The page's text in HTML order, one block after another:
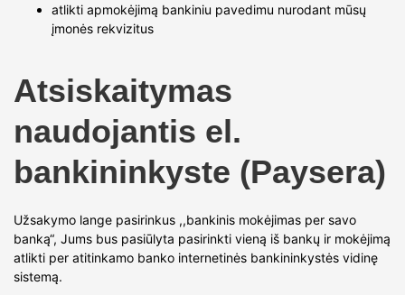
atlikti apmokėjimą bankiniu pavedimu nurodant mūsų
įmonės rekvizitus
Atsiskaitymas
naudojantis el.
bankininkyste (Paysera)
Užsakymo lange pasirinkus ,,bankinis mokėjimas per savo
banką“, Jums bus pasiūlyta pasirinkti vieną iš bankų ir mokėjimą
atlikti per atitinkamo banko internetinės bankininkystės vidinę
sistemą.